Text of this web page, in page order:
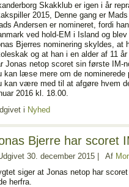
Skakklub er igen i år
2015, Denne gang er
Andersen er nomineret, fordi
ved hold-EM i Island og
Bjerres nominering skyldes, at
og at han i en alder af 11
Jonas netop scoret sin første IM-
kan læse mere om de nominerede
kan være med til at afgøre hvem
2016 kl. 18.00.
i Nyhed
Bjerre har scoret
30. december 2015 Af
siger at Jonas netop har
herfra.